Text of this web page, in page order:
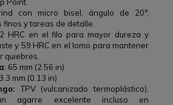
con micro bisel, ángulo de 20°,
y tareas de detalle.
HRC en el filo para mayor dureza y
y 59 HRC en el lomo para mantener
quiebres.
: 65 mm (2.56 in)
mm (0.13 in)
TPV (vulcanizado termoplástico),
agarre excelente incluso en